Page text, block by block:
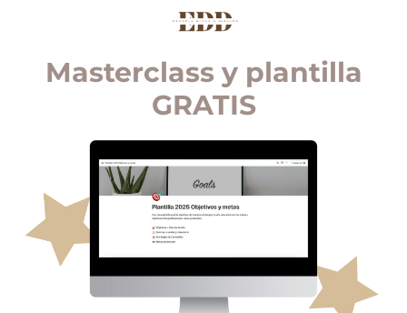
Masterclass y plantilla
GRATIS